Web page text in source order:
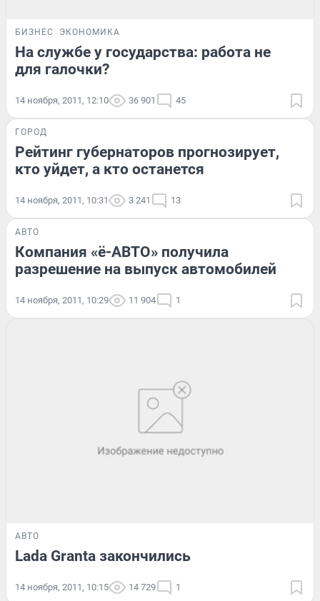
БИЗНЕС ЭКОНОМИКА
На службе у государства: работа не
для галочки?
14 ноября, 2011, 12:10 36 901 45
ГОРОД
Рейтинг губернаторов прогнозирует,
кто уйдет, а кто останется
14 ноября, 2011, 10:31 3 241 13
АВТО
Компания «ё-АВТО» получила
разрешение на выпуск автомобилей
14 ноября, 2011, 10:29 11 904 1
АВТО
Lada Granta закончились
14 ноября, 2011, 10:15 14 729 1